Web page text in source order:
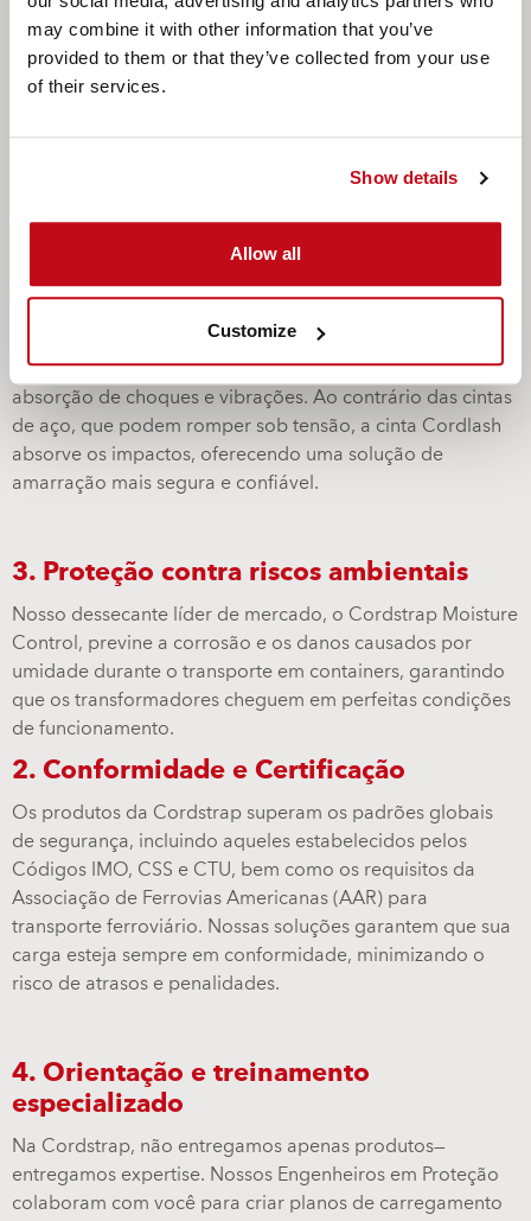
may combine it with other information that you’ve
provided to them or that they’ve collected from your use
of their services.
Show details
Allow all
Customize
A Cordstrap é a parceira global de confiança para o
transporte de cargas pesadas e complexas, como
1. Soluções de proteçao personalizadas
Oferecemos soluções inovadoras projetadas
sensíveis. Nossos sistemas de cintas tecidas de poliéster
(lashing) Cordlash proporcionam resistência superior e
absorção de choques e vibrações. Ao contrário das cintas
de aço, que podem romper sob tensão, a cinta Cordlash
absorve os impactos, oferecendo uma solução de
amarração mais segura e confiável.
3. Proteção contra riscos ambientais
Nosso dessecante líder de mercado, o Cordstrap Moisture
Control, previne a corrosão e os danos causados por
umidade durante o transporte em containers, garantindo
que os transformadores cheguem em perfeitas condições
de funcionamento.
2. Conformidade e Certificação
Os produtos da Cordstrap superam os padrões globais
de segurança, incluindo aqueles estabelecidos pelos
Códigos IMO, CSS e CTU, bem como os requisitos da
Associação de Ferrovias Americanas (AAR) para
transporte ferroviário. Nossas soluções garantem que sua
carga esteja sempre em conformidade, minimizando o
risco de atrasos e penalidades.
4. Orientação e treinamento
especializado
Na Cordstrap, não entregamos apenas produtos—
entregamos expertise. Nossos Engenheiros em Proteção
colaboram com você para criar planos de carregamento